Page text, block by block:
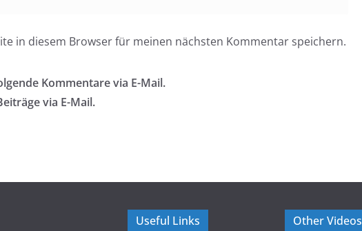
in diesem Browser für meinen nächsten Kommentar speichern.
Kommentare via E-Mail.
via E-Mail.
Useful Links Other Videos